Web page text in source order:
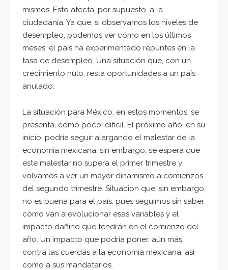
mismos. Esto afecta, por supuesto, a la
ciudadanía. Ya que, si observamos los niveles de
desempleo, podemos ver cómo en los últimos
meses, el país ha experimentado repuntes en la
tasa de desempleo. Una situación que, con un
crecimiento nulo, resta oportunidades a un país
anulado.
La situación para México, en estos momentos, se
presenta, como poco, difícil. El próximo año, en su
inicio, podría seguir alargando el malestar de la
economía mexicana; sin embargo, se espera que
este malestar no supera el primer trimestre y
volvamos a ver un mayor dinamismo a comienzos
del segundo trimestre. Situación que, sin embargo,
no es buena para el país, pues seguimos sin saber
cómo van a evolucionar esas variables y el
impacto dañino que tendrán en el comienzo del
año. Un impacto que podría poner, aún más,
contra las cuerdas a la economía mexicana, así
como a sus mandatarios.